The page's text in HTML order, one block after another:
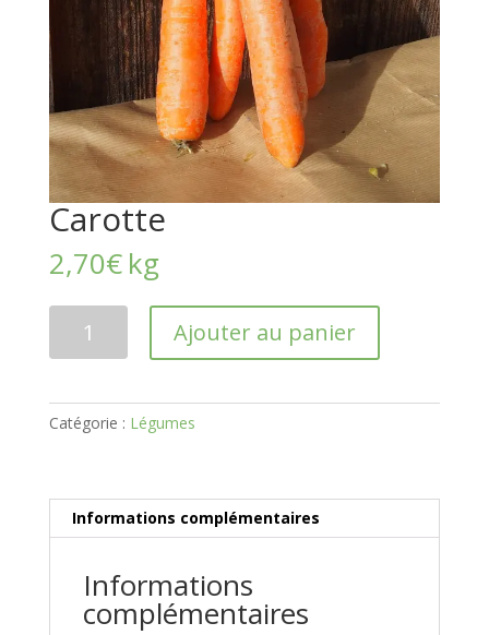
Carotte
2,70€ kg
Ajouter au panier
Catégorie : Légumes
Informations complémentaires
Informations
complémentaires